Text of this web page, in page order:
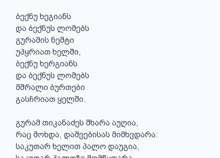
ბექნუ ხეგიანს
და ბექნუს ლომებს
გურამის ნეშტი
უპყრიათ ხელში,
ბექნუ ხერგიანს
და ბექნუს ლომებს
მშრალი ბურთები
გასჩრიათ ყელში.
გურამ თიკანაძეს შხარა აუღია,
რაც მოხდა, დაშვებისას მიმხვდარა:
საკუთარ ხელით პალო დაუგია,